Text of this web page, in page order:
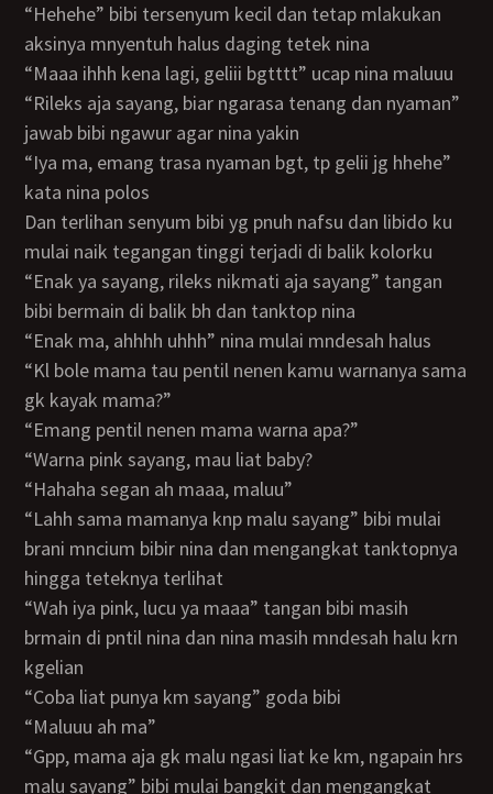
“hehehe” bibi tersenyum kecil dan tetap mlakukan
aksinya mnyentuh halus daging tetek nina
“maaa ihhh kena lagi, geliii bgtttt” ucap nina maluuu
“rileks aja sayang, biar ngarasa tenang dan nyaman”
jawab bibi ngawur agar nina yakin
“iya ma, emang trasa nyaman bgt, tp gelii jg hhehe”
kata nina polos
dan terlihan senyum bibi yg pnuh nafsu dan libido ku
mulai naik tegangan tinggi terjadi di balik kolorku
“enak ya sayang, rileks nikmati aja sayang” tangan
bibi bermain di balik bh dan tanktop nina
“enak ma, ahhhh uhhh” nina mulai mndesah halus
“kl bole mama tau pentil nenen kamu warnanya sama
gk kayak mama?”
“emang pentil nenen mama warna apa?”
“warna pink sayang, mau liat baby?
“hahaha segan ah maaa, maluu”
“lahh sama mamanya knp malu sayang” bibi mulai
brani mncium bibir nina dan mengangkat tanktopnya
hingga teteknya terlihat
“wah iya pink, lucu ya maaa” tangan bibi masih
brmain di pntil nina dan nina masih mndesah halu krn
kgelian
“coba liat punya km sayang” goda bibi
“maluuu ah ma”
“gpp, mama aja gk malu ngasi liat ke km, ngapain hrs
malu sayang” bibi mulai bangkit dan mengangkat